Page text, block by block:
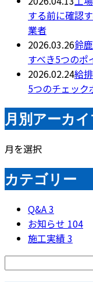
する前に確認
業者
2026.03.26鈴
すべき5つのポ
2026.02.24給
5つのチェック
月別アーカ
月を選択
カテゴリー
Q&A3
お知らせ 104
施工実績3